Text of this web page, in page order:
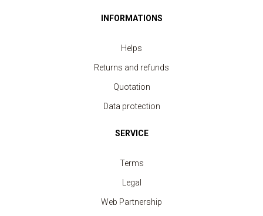
INFORMATIONS
Helps
Returns and refunds
Quotation
Data protection
SERVICE
Terms
Legal
Web Partnership